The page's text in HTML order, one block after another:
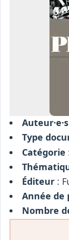
Auteur·e·s
Type
Catégorie
Éditeur:
Année de
Nombre